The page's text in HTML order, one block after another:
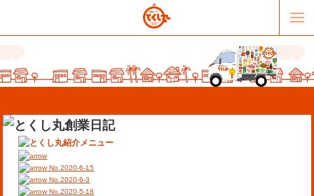
No.2020-6-15
No.2020-6-3
No.2020-5-18